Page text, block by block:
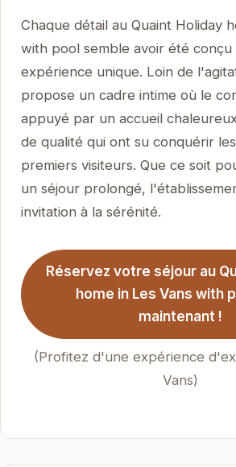
Chaque détail au Quaint Holiday
with pool semble avoir été
expérience unique. Loin de
propose un cadre intime où le
appuyé par un accueil
de qualité qui ont su conquérir
premiers visiteurs. Que ce soit
un séjour prolongé,
invitation à la sérénité.
Réservez votre séjour au
home in Les Vans with
maintenant !
(Profitez d'une expérience
Vans)